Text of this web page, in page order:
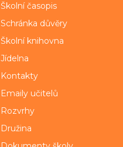
Školní časopis
Schránka důvěry
Školní knihovna
Jídelna
Kontakty
Emaily učitelů
Rozvrhy
Družina